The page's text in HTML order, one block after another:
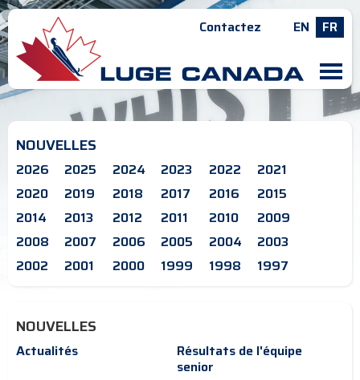
Contactez EN FR
M
NOUVELLES
2026 2025 2024 2023 2022
2021
2020
2019 2018 2017 2016
2015
2014
2013 2012 2011 2010
2009
2008
2007 2006 2005 2004
2003
2002
2001 2000 1999 1998 1997
NOUVELLES
Actualités
Résultats de l'équipe
senior